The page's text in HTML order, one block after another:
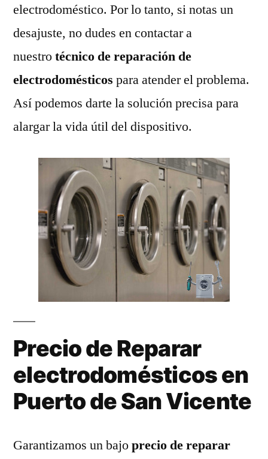
electrodoméstico. Por lo tanto, si notas un
desajuste, no dudes en contactar a
nuestrotécnico de reparación de
electrodomésticos para atender el problema.
Así podemos darte la solución precisa para
alargar la vida útil del dispositivo.
Precio de Reparar
electrodomésticos en
Puerto de San Vicente
Garantizamos un bajoprecio de reparar